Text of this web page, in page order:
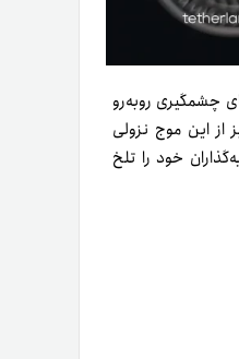
چشمگیری روبه‌رو
نیز از این موج نزولی
خود را تلخ